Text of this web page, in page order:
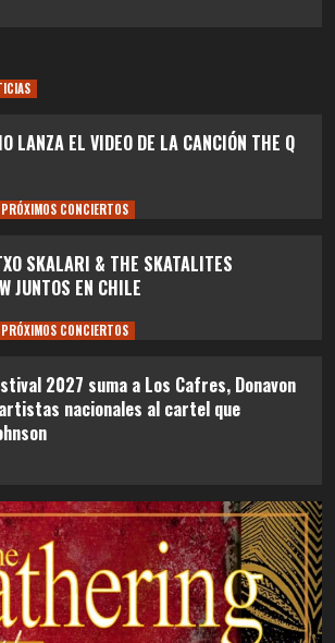
LANZA EL VIDEO DE LA CANCIÓN THE Q
PRÓXIMOS CONCIERTOS
SKALARI & THE SKATALITES
JUNTOS EN CHILE
PRÓXIMOS CONCIERTOS
2027 suma a Los Cafres, Donavon
nacionales al cartel que